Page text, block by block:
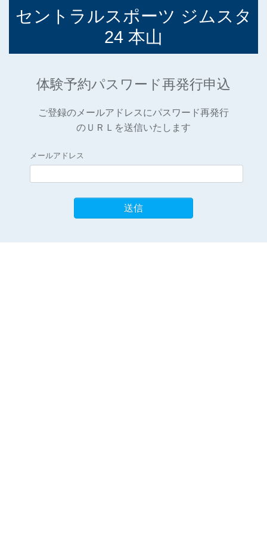
セントラルスポーツ ジムスタ
24 本山
体験予約パスワード再発行申込
ご登録のメールアドレスにパスワード再発行
のＵＲＬを送信いたします
メールアドレス
送信